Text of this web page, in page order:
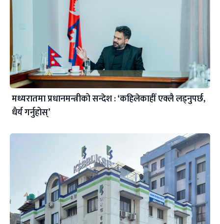
मध्यरातमा प्रधानमन्त्रीको सन्देश : ‘कहिलेकाहीँ एक्लै लड्नुपर्छ,
धैर्य गर्नुहोस्’